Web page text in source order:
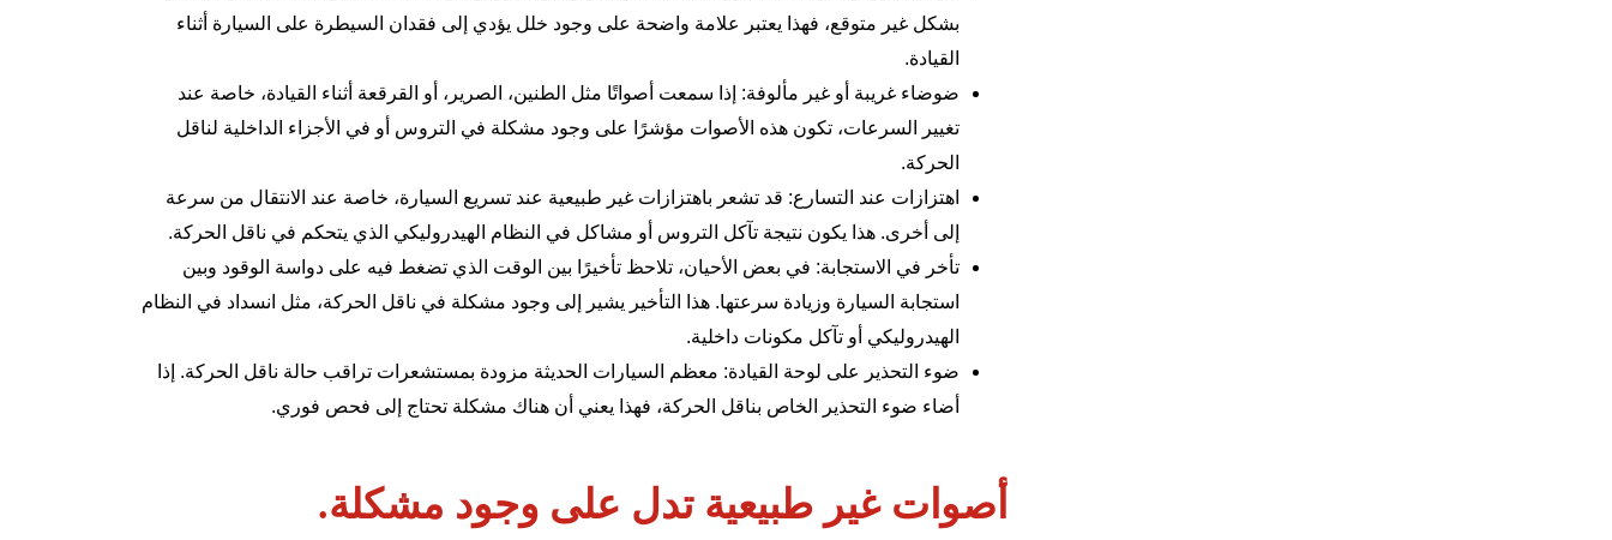
بشكل غير متوقع، فهذا يعتبر علامة واضحة على وجود خلل يؤدي إلى فقدان السيطرة على السيارة أثناء
القيادة.
ضوضاء غريبة أو غير مألوفة: إذا سمعت أصواتًا مثل الطنين، الصرير، أو القرقعة أثناء القيادة، خاصة عند
تغيير السرعات، تكون هذه الأصوات مؤشرًا على وجود مشكلة في التروس أو في الأجزاء الداخلية لناقل
الحركة.
اهتزازات عند التسارع: قد تشعر باهتزازات غير طبيعية عند تسريع السيارة، خاصة عند الانتقال من سرعة
إلى أخرى. هذا يكون نتيجة تآكل التروس أو مشاكل في النظام الهيدروليكي الذي يتحكم في ناقل الحركة.
تأخر في الاستجابة: في بعض الأحيان، تلاحظ تأخيرًا بين الوقت الذي تضغط فيه على دواسة الوقود وبين
استجابة السيارة وزيادة سرعتها. هذا التأخير يشير إلى وجود مشكلة في ناقل الحركة، مثل انسداد في النظام
الهيدروليكي أو تآكل مكونات داخلية.
ضوء التحذير على لوحة القيادة: معظم السيارات الحديثة مزودة بمستشعرات تراقب حالة ناقل الحركة. إذا
أضاء ضوء التحذير الخاص بناقل الحركة، فهذا يعني أن هناك مشكلة تحتاج إلى فحص فوري.
أصوات غير طبيعية تدل على وجود مشكلة.